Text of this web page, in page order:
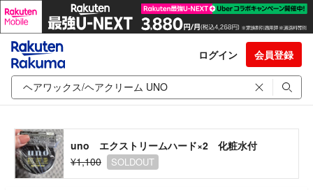
ログイン 会員登録
uno エクストリームハード×2 化粧水付
¥1,100
SOLDOUT